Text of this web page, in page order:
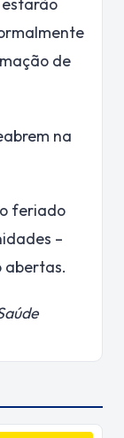
estarão
de
na
feriado
–
abertas.